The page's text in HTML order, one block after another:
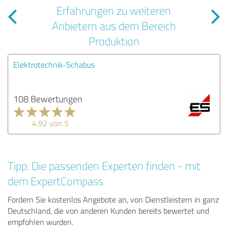
Erfahrungen zu weiteren
Anbietern aus dem Bereich
Produktion
Elektrotechnik-Schabus
108 Bewertungen
4.92 von 5
Tipp: Die passenden Experten finden - mit
dem ExpertCompass
Fordern Sie kostenlos Angebote an, von Dienstleistern in ganz
Deutschland, die von anderen Kunden bereits bewertet und
empfohlen wurden.